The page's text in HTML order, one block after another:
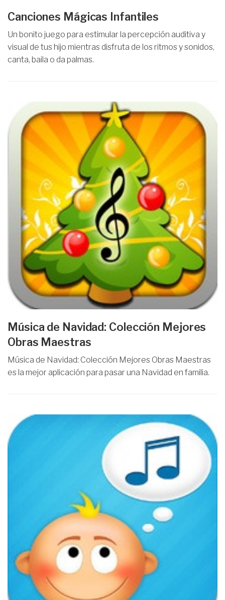
Canciones Mágicas Infantiles
Un bonito juego para estimular la percepción auditiva y
visual de tus hijo mientras disfruta de los ritmos y sonidos,
canta, baila o da palmas.
Música de Navidad: Colección Mejores
Obras Maestras
Música de Navidad: Colección Mejores Obras Maestras
es la mejor aplicación para pasar una Navidad en familia.